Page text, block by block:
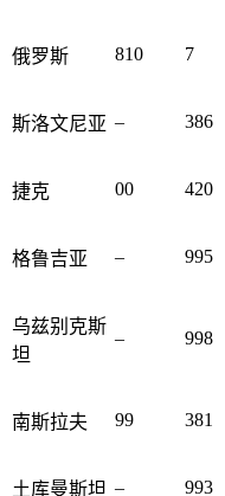
俄罗斯 810 7
斯洛文尼亚 – 386
捷克 00 420
格鲁吉亚 – 995
乌兹别克斯
坦
– 998
南斯拉夫 99 381
土库曼斯坦 – 993